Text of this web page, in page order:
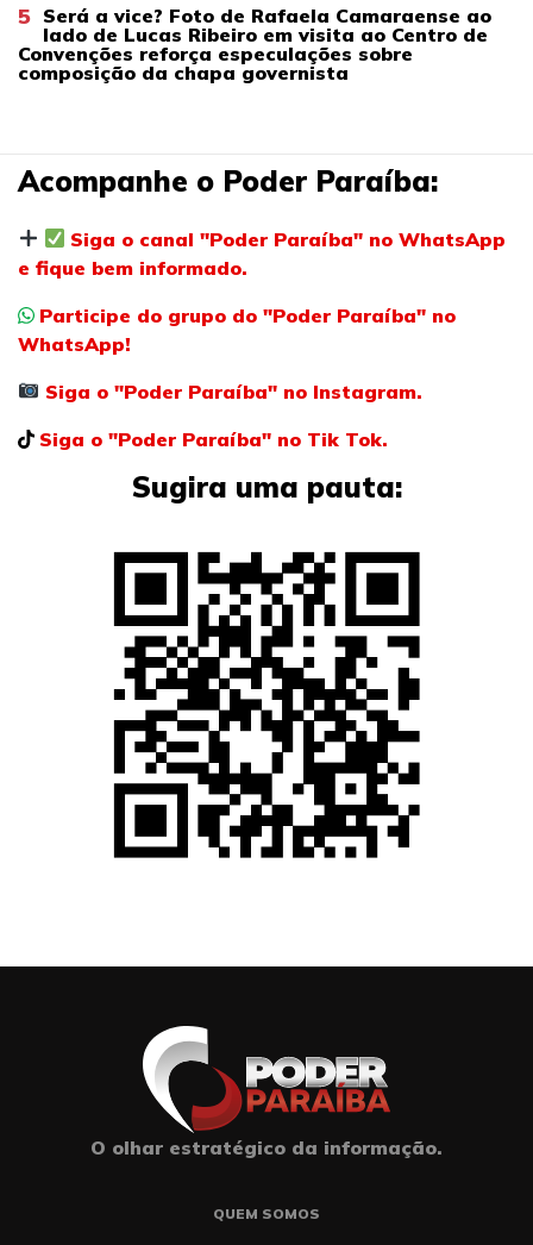
5 Será a vice? Foto de Rafaela Camaraense ao
lado de Lucas Ribeiro em visita ao Centro de
Convenções reforça especulações sobre
composição da chapa governista
Acompanhe o Poder Paraíba:
Siga o canal "Poder Paraíba" no WhatsApp
e fique bem informado.
Participe do grupo do "Poder Paraíba" no
WhatsApp!
Siga o "Poder Paraíba" no Instagram.
Siga o "Poder Paraíba" no Tik Tok.
Sugira uma pauta:
O olhar estratégico da informação.
QUEM SOMOS